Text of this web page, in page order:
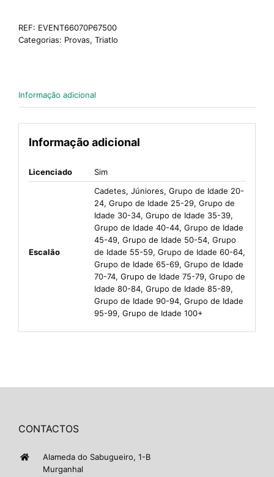
REF: EVENT66070P67500
Categorias: Provas, Triatlo
Informação adicional
Informação adicional
Licenciado Sim
Escalão
Cadetes, Júniores, Grupo de Idade 20-
24, Grupo de Idade 25-29, Grupo de
Idade 30-34, Grupo de Idade 35-39,
Grupo de Idade 40-44, Grupo de Idade
45-49, Grupo de Idade 50-54, Grupo
de Idade 55-59, Grupo de Idade 60-64,
Grupo de Idade 65-69, Grupo de Idade
70-74, Grupo de Idade 75-79, Grupo de
Idade 80-84, Grupo de Idade 85-89,
Grupo de Idade 90-94, Grupo de Idade
95-99, Grupo de Idade 100+
CONTACTOS
Alameda do Sabugueiro, 1-B
Murganhal